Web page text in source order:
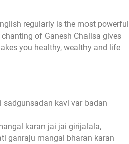
regularly is the most powerful
of Ganesh Chalisa gives
you healthy, wealthy and life
sadgunsadan kavi var badan
karan jai jai girijalala,
ganraju mangal bharan karan